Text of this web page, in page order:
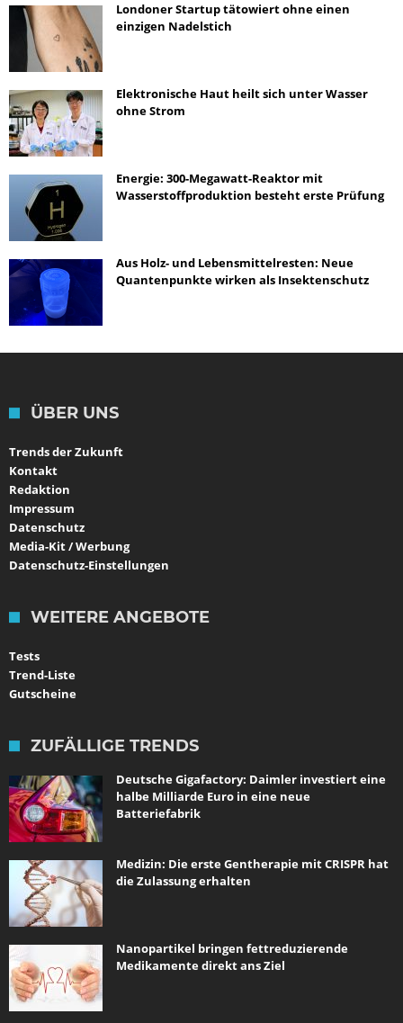
Londoner Startup tätowiert ohne einen
einzigen Nadelstich
Elektronische Haut heilt sich unter Wasser
ohne Strom
Energie: 300-Megawatt-Reaktor mit
Wasserstoffproduktion besteht erste Prüfung
Aus Holz- und Lebensmittelresten: Neue
Quantenpunkte wirken als Insektenschutz
ÜBER UNS
Trends der Zukunft
Kontakt
Redaktion
Impressum
Datenschutz
Media-Kit / Werbung
Datenschutz-Einstellungen
WEITERE ANGEBOTE
Tests
Trend-Liste
Gutscheine
ZUFÄLLIGE TRENDS
Deutsche Gigafactory: Daimler investiert eine
halbe Milliarde Euro in eine neue
Batteriefabrik
Medizin: Die erste Gentherapie mit CRISPR hat
die Zulassung erhalten
Nanopartikel bringen fettreduzierende
Medikamente direkt ans Ziel